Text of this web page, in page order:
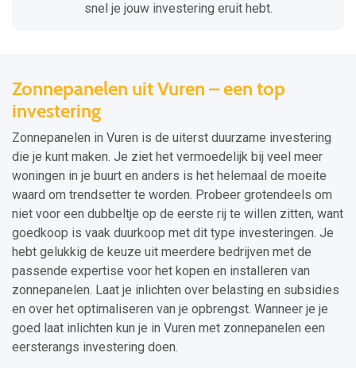
snel je jouw investering eruit hebt.
Zonnepanelen uit Vuren – een top
investering
Zonnepanelen in Vuren is de uiterst duurzame investering
die je kunt maken. Je ziet het vermoedelijk bij veel meer
woningen in je buurt en anders is het helemaal de moeite
waard om trendsetter te worden. Probeer grotendeels om
niet voor een dubbeltje op de eerste rij te willen zitten, want
goedkoop is vaak duurkoop met dit type investeringen. Je
hebt gelukkig de keuze uit meerdere bedrijven met de
passende expertise voor het kopen en installeren van
zonnepanelen. Laat je inlichten over belasting en subsidies
en over het optimaliseren van je opbrengst. Wanneer je je
goed laat inlichten kun je in Vuren met zonnepanelen een
eersterangs investering doen.